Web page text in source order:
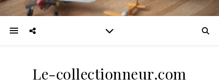
Le-collectionneur.com